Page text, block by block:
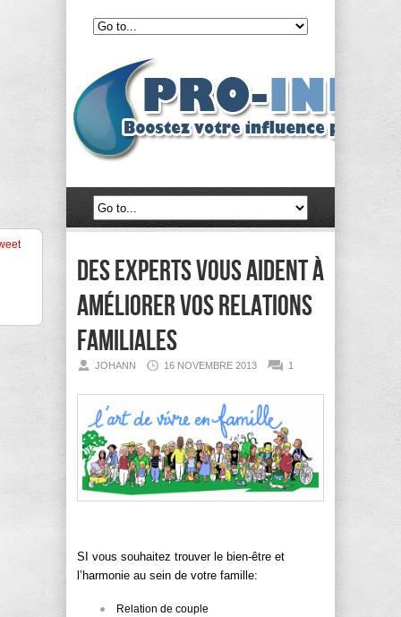
Des experts vous aident à
améliorer vos relations
familiales
JOHANN 16 NOVEMBRE 2013 1
SI vous souhaitez trouver le bien-être et
l’harmonie au sein de votre famille:
Relation de couple